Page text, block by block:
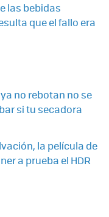
las bebidas
que el fallo era
no rebotan no se
si tu secadora
la película de
a prueba el HDR